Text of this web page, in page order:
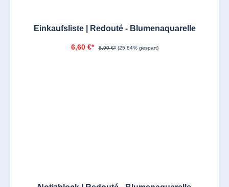
Einkaufsliste | Redouté - Blumenaquarelle
6,60 €* 8,90 €* (25.84% gespart)